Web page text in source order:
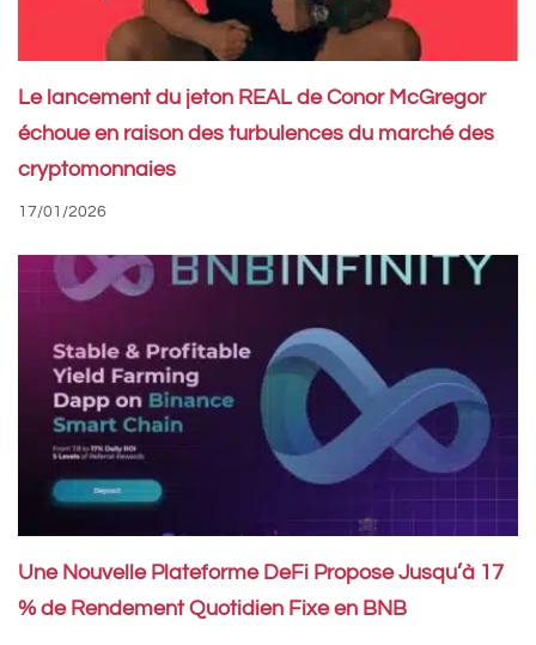
Le lancement du jeton REAL de Conor McGregor
échoue en raison des turbulences du marché des
cryptomonnaies
17/01/2026
Une Nouvelle Plateforme DeFi Propose Jusqu’à 17
% de Rendement Quotidien Fixe en BNB